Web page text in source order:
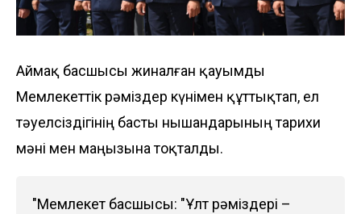
Аймақ басшысы жиналған қауымды
Мемлекеттік рәміздер күнімен құттықтап, ел
тәуелсіздігінің басты нышандарының тарихи
мәні мен маңызына тоқталды.
"Мемлекет басшысы: "Ұлт рәміздері –